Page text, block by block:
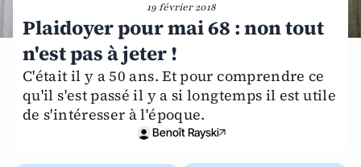
19 février 2018
Plaidoyer pour mai 68 : non tout
n'est pas à jeter !
C'était il y a 50 ans. Et pour comprendre ce
qu'il s'est passé il y a si longtemps il est utile
de s'intéresser à l'époque.
Benoît Rayski